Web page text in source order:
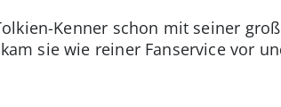
Kenner schon mit seiner
sie wie reiner Fanservice vor